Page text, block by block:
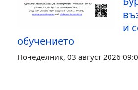
и
обучението
Понеделник, 03 август 2026